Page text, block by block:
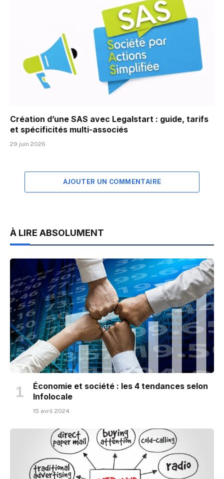
Création d’une SAS avec Legalstart : guide, tarifs
et spécificités multi-associés
29 juin 2026
AJOUTER UN COMMENTAIRE
À LIRE ABSOLUMENT
Économie et société : les 4 tendances selon
Infolocale
15 avril 2024